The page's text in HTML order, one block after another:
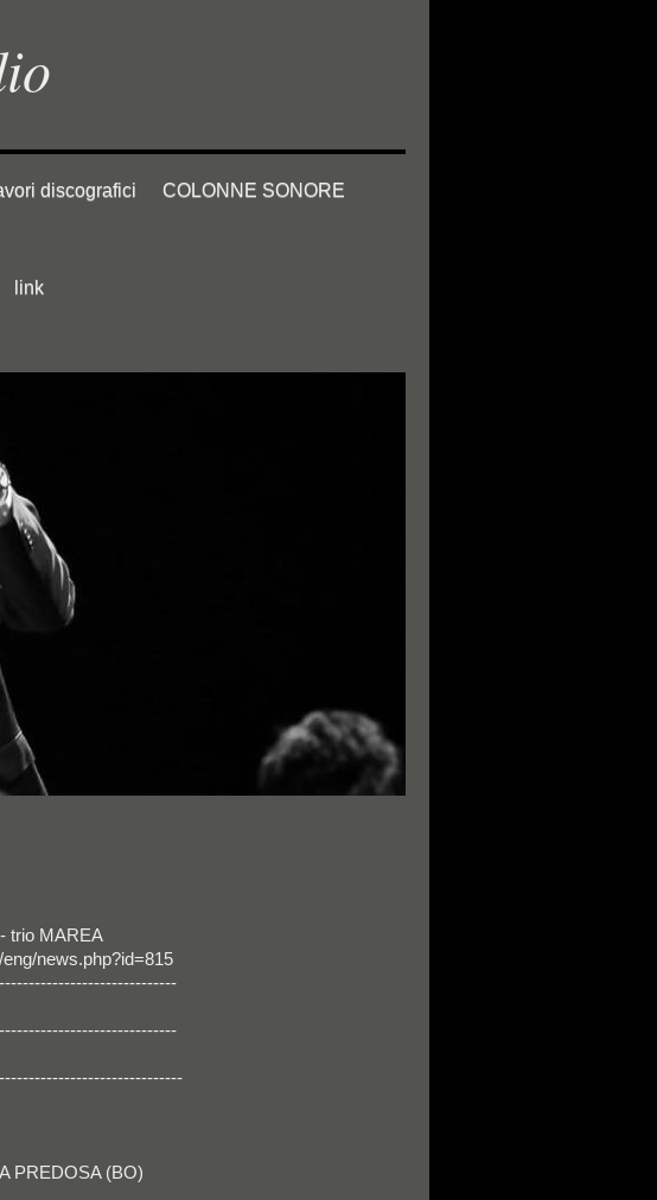
discografici COLONNE SONORE
link
trio MAREA
PREDOSA (BO)